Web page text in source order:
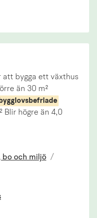
att bygga ett växthus
än 30 m²
bygglovsbefriade
Blir högre än 4,0
bo och miljö /